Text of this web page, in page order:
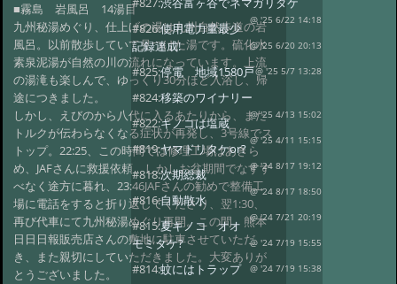
■霧島 岩風呂 14湯目
九州秘湯めぐり、仕上げの湯は九州自然歩道の岩
風呂。以前散歩していて見つけた湯です。硫化水
素泉泥湯が自然の川の流れになっています。上流
の湯滝も楽しんで、ゆっくり30分ほど入浴し、帰
途につきました。
しかし、えびのから八代に入るあたりから、また
トルクが伝わらなくなる症状が再発し、3号線でス
トップ。22:25、この時間では修理工場はあきら
め、JAFさんに救援依頼、しかしお盆期間でなすす
べなく途方に暮れ、23:46JAFさんの勧めで整備工
場に電話をすると折り返してくださり、翌1:30、
再び代車にて九州秘湯めぐり再開。この間、熊本
日日日報販売店さんの敷地に駐車させていただ
き、また親切にしていただきました。大変ありが
とうございました。
@ '25 6/22 14:18
#826:使用電力量最少
記録達成!
@ '25 6/20 20:13
#825:停電 地域1580戸@ '25 5/7 13:28
#824:移築のワイナリー
@ '25 4/13 15:02
#822:キノコは塩蔵
@ '25 4/11 15:15
#819:ヤマドリタケor?
@ '24 8/17 19:12
#818:次期総裁
@ '24 8/17 18:50
#816:自動散水
@ '24 7/21 20:19
#815:夏キノコ オオ
モミタケ?
@ '24 7/19 15:55
#814:蚊にはトラップ @ '24 7/19 15:38